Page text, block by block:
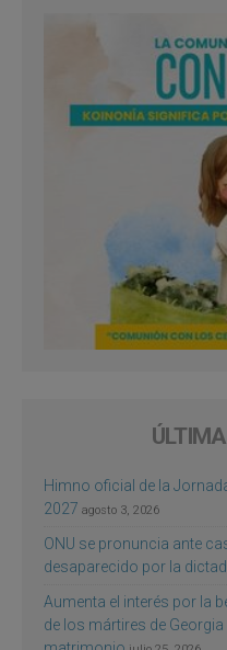
Himno oficial de la
2027 agosto 3, 2026
ONU se pronuncia ante
desaparecido por la
Aumenta el interés por la
de los mártires de